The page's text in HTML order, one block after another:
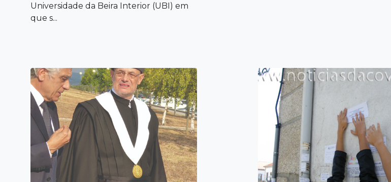
Universidade da Beira Interior (UBI) em
que s...